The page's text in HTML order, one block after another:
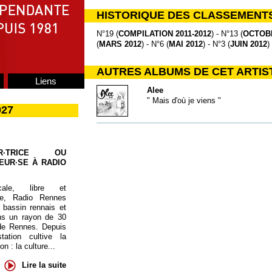
Liens
OU
À RADIO
libre et
Radio Rennes
rennais et
un rayon de 30
Rennes. Depuis
cultive la
: la culture...
Lire la suite
HISTORIQUE DES
N°19 (COMPILATION 2011-2012) - N°13 (
(MARS 2012) - N°6 (MAI 2012) - N°3 (JUIN 2012)
AUTRES ALBUMS DE CET
Alee
" Mais d'où je viens "